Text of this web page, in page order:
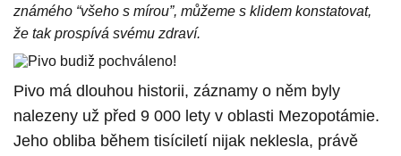
známého “všeho s mírou”, můžeme s klidem konstatovat,
že tak prospívá svému zdraví.
Pivo má dlouhou historii, záznamy o něm byly
nalezeny už před 9 000 lety v oblasti Mezopotámie.
Jeho obliba během tisíciletí nijak neklesla, právě